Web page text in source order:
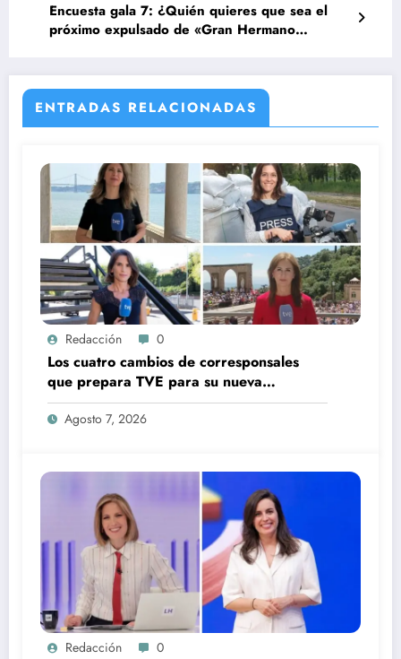
Encuesta gala 7: ¿Quién quieres que sea el
próximo expulsado de «Gran Hermano
ENTRADAS RELACIONADAS
Redacción 0
Los cuatro cambios de corresponsales
que prepara TVE para su nueva
temporada
Agosto 7, 2026
Redacción 0